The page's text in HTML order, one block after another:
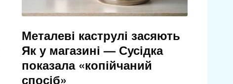
Металеві каструлі засяють
Як у магазині — Сусідка
показала «копійчаний
спосіб»